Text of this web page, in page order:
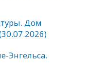
Дом
Энгельса.